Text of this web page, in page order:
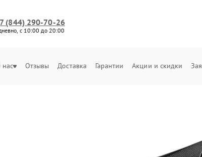
(844) 290-70-26
с 10:00 до 20:00
Отзывы Доставка Гарантии Акции и скидки